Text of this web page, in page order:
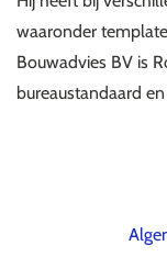
waaronder
Bouwadvies BV is
bureaustandaard